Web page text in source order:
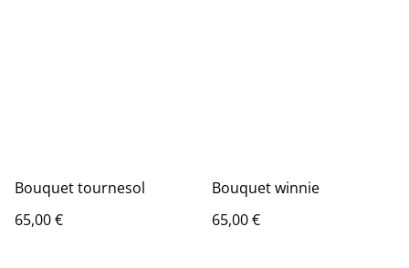
Bouquet tournesol
65,00 €
Bouquet winnie
65,00 €